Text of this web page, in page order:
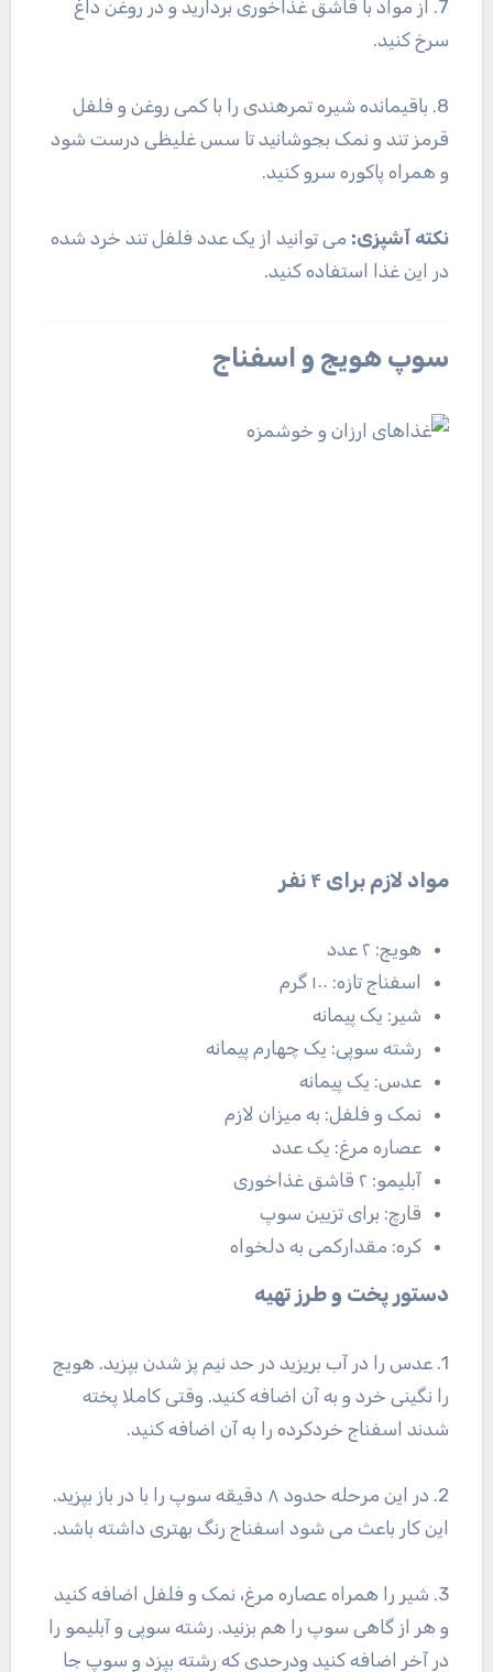
7. از مواد با قاشق غذاخوری بردارید و در روغن داغ
سرخ کنید.
8. باقیمانده شیره تمرهندی را با کمی روغن و فلفل
قرمز تند و نمک بجوشانید تا سس غلیظی درست شود
و همراه پاکوره سرو کنید.
نکته آشپزی: می توانید از یک عدد فلفل تند خرد شده
در این غذا استفاده کنید.
سوپ هویج و اسفناج
مواد لازم برای ۴ نفر
هویج: ۲ عدد
اسفناج تازه: ۱۰۰ گرم
شیر: یک پیمانه
رشته سوپی: یک چهارم پیمانه
عدس: یک پیمانه
نمک و فلفل: به میزان لازم
عصاره مرغ: یک عدد
آبلیمو: ۲ قاشق غذاخوری
قارچ: برای تزیین سوپ
کره: مقدارکمی به دلخواه
دستور پخت و طرز تهیه
1. عدس را در آب بریزید در حد نیم پز شدن بپزید. هویج
را نگینی خرد و به آن اضافه کنید. وقتی کاملا پخته
شدند اسفناج خردکرده را به آن اضافه کنید.
2. در این مرحله حدود ۸ دقیقه سوپ را با در باز بپزید.
این کار باعث می شود اسفناج رنگ بهتری داشته باشد.
3. شیر را همراه عصاره مرغ، نمک و فلفل اضافه کنید
و هر از گاهی سوپ را هم بزنید. رشته سوپی و آبلیمو را
در آخر اضافه کنید ودرحدی که رشته بپزد و سوپ جا